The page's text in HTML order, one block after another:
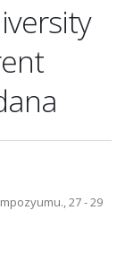
27 - 29